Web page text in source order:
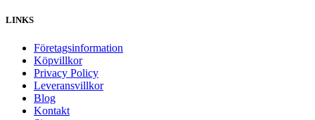
LINKS
Företagsinformation
Köpvillkor
Privacy Policy
Leveransvillkor
Blog
Kontakt